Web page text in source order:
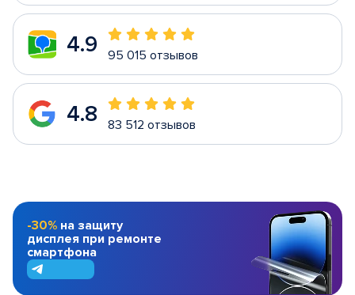
4.9 95 015 отзывов
4.8 83 512 отзывов
-30% на защиту
дисплея при ремонте
смартфона